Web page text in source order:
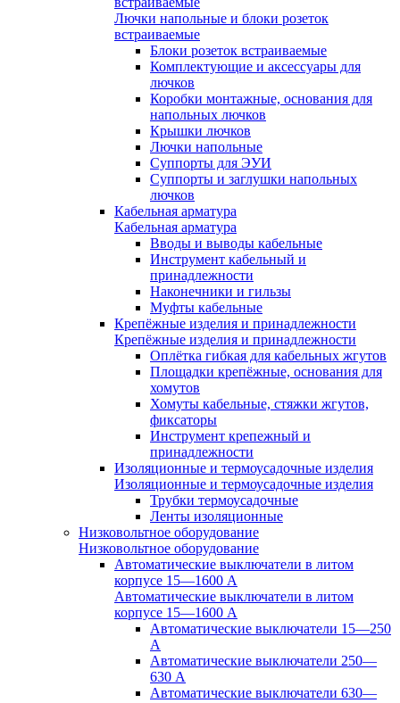
Лючки напольные и блоки розеток
встраиваемые
Блоки розеток встраиваемые
Комплектующие и аксессуары для
лючков
Коробки монтажные, основания для
напольных лючков
Крышки лючков
Лючки напольные
Суппорты для ЭУИ
Суппорты и заглушки напольных
лючков
Кабельная арматура
Кабельная арматура
Вводы и выводы кабельные
Инструмент кабельный и
принадлежности
Наконечники и гильзы
Муфты кабельные
Крепёжные изделия и принадлежности
Крепёжные изделия и принадлежности
Оплётка гибкая для кабельных жгутов
Площадки крепёжные, основания для
хомутов
Хомуты кабельные, стяжки жгутов,
фиксаторы
Инструмент крепежный и
принадлежности
Изоляционные и термоусадочные изделия
Изоляционные и термоусадочные изделия
Трубки термоусадочные
Ленты изоляционные
Низковольтное оборудование
Низковольтное оборудование
Автоматические выключатели в литом
корпусе 15—1600 А
Автоматические выключатели в литом
корпусе 15—1600 А
Автоматические выключатели 15—250
А
Автоматические выключатели 250—
630 А
Автоматические выключатели 630—